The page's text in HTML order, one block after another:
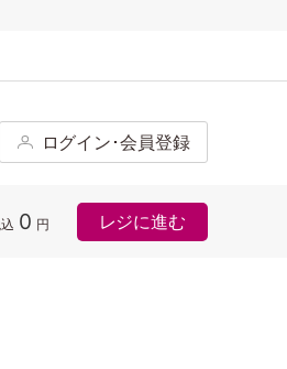
ログイン･会員登録
0 円 レジに進む